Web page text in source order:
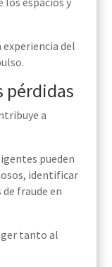
del
pérdidas
a
pueden
identificar
fraude en
tanto al